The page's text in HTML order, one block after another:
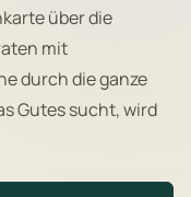
über die
mit
durch die ganze
Gutes sucht, wird